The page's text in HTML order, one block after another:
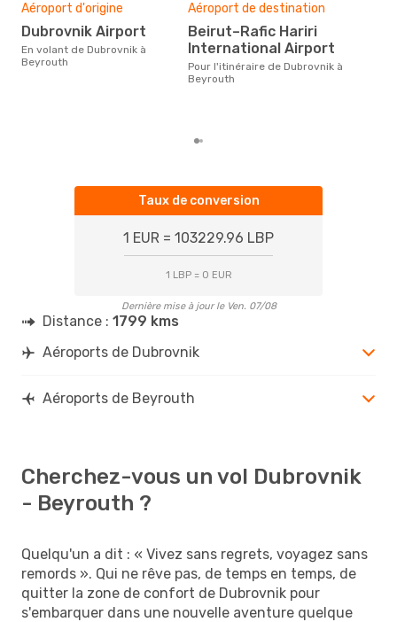
Aéroport d'origine
Dubrovnik Airport
En volant de Dubrovnik à
Beyrouth
Aéroport de destination
Beirut–Rafic Hariri
International Airport
Pour l'itinéraire de Dubrovnik à
Beyrouth
Taux de conversion
1 EUR = 103229.96 LBP
1 LBP = 0 EUR
Dernière mise à jour le Ven. 07/08
Distance : 1799 kms
Aéroports de Dubrovnik
Aéroports de Beyrouth
Cherchez-vous un vol Dubrovnik
- Beyrouth ?
Quelqu'un a dit : « Vivez sans regrets, voyagez sans
remords ». Qui ne rêve pas, de temps en temps, de
quitter la zone de confort de Dubrovnik pour
s'embarquer dans une nouvelle aventure quelque